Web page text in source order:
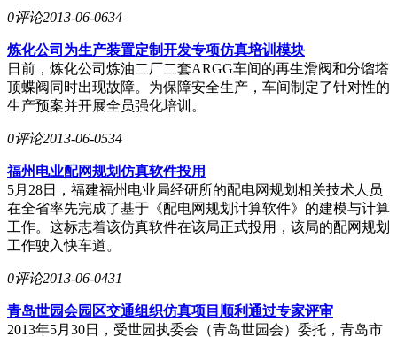
0评论2013-06-0634
炼化公司为生产装置定制开发专项仿真培训模块
日前，炼化公司炼油二厂二套ARGG车间的再生滑阀和分馏塔
顶蝶阀同时出现故障。为保障安全生产，车间制定了针对性的
生产预案并开展全员强化培训。
0评论2013-06-0534
福州电业配网规划仿真软件投用
5月28日，福建福州电业局经研所的配电网规划相关技术人员
在全省率先完成了基于《配电网规划计算软件》的建模与计算
工作。这标志着该仿真软件在该局正式投用，该局的配网规划
工作驶入快车道。
0评论2013-06-0431
青岛世园会园区交通组织仿真项目顺利通过专家评审
2013年5月30日，受世园执委会（青岛世园会）委托，青岛市